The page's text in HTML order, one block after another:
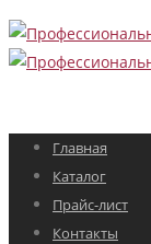
Главная
Каталог
Прайс-лист
Контакты